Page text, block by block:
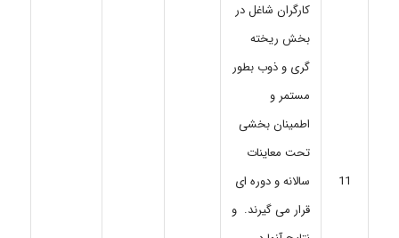
11
کارگران شاغل در
بخش ریخته
گری و ذوب بطور
مستمر و
اطمینان بخشی
تحت معاینات
سالانه و دوره ای
قرار می گیرند. و